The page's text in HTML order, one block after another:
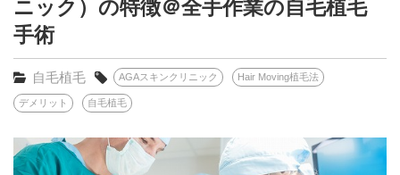
ニック）の特徴＠全手作業の自毛植毛
手術
自毛植毛 AGAスキンクリニック Hair Moving植毛法
デメリット 自毛植毛